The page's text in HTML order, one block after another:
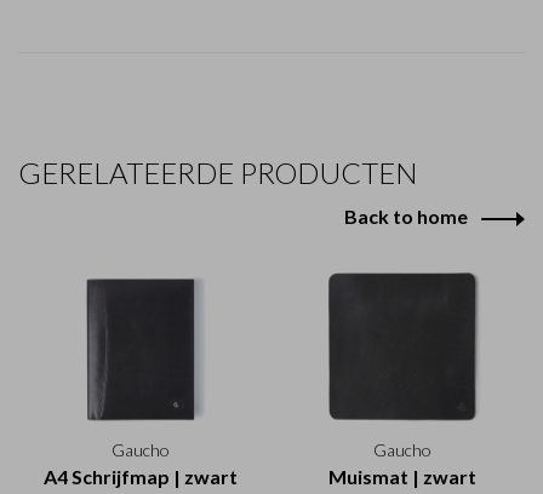
GERELATEERDE PRODUCTEN
Back to home
Gaucho
A4 Schrijfmap | zwart
Gaucho
Muismat | zwart